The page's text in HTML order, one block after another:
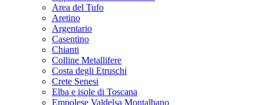
Area del Tufo
Aretino
Argentario
Casentino
Chianti
Colline Metallifere
Costa degli Etruschi
Crete Senesi
Elba e isole di Toscana
Empolese Valdelsa Montalbano